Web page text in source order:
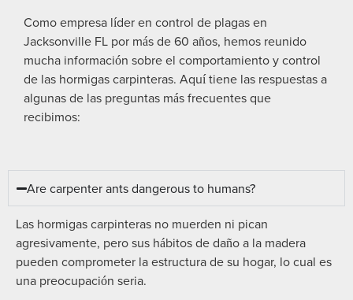
Como empresa líder en control de plagas en
Jacksonville FL por más de 60 años, hemos reunido
mucha información sobre el comportamiento y control
de las hormigas carpinteras. Aquí tiene las respuestas a
algunas de las preguntas más frecuentes que
recibimos:
Are carpenter ants dangerous to humans?
Las hormigas carpinteras no muerden ni pican
agresivamente, pero sus hábitos de daño a la madera
pueden comprometer la estructura de su hogar, lo cual es
una preocupación seria.